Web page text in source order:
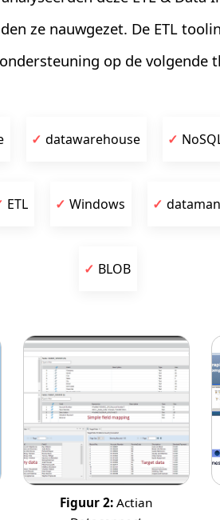
ze nauwgezet. De ETL
op de volgende
datawarehouse
ETL Windows
BLOB
Figuur 2: Actian